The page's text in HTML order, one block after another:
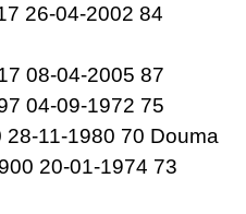
26-04-2002 84
08-04-2005 87
04-09-1972 75
11-1980 70 Douma
20-01-1974 73